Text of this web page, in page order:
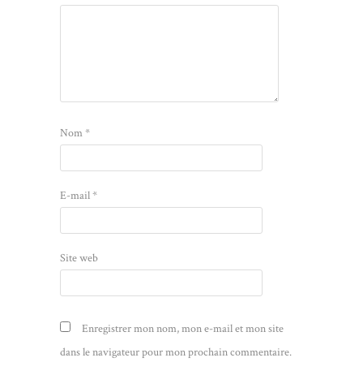
Nom*
E-mail*
Site web
Enregistrer mon nom, mon e-mail et mon site
dans le navigateur pour mon prochain commentaire.